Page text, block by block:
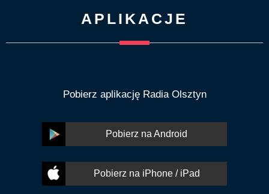
APLIKACJE
Pobierz aplikację Radia Olsztyn
Pobierz na Android
Pobierz na iPhone / iPad